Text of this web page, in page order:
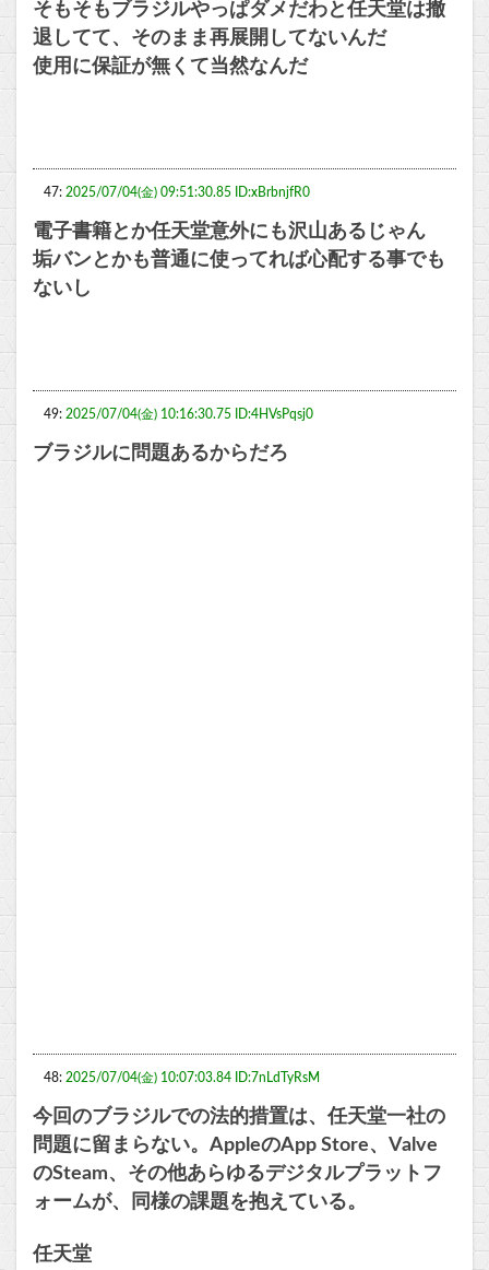
そもそもブラジルやっぱダメだわと任天堂は撤
退してて、そのまま再展開してないんだ
使用に保証が無くて当然なんだ
47: 2025/07/04(金) 09:51:30.85 ID:xBrbnjfR0
電子書籍とか任天堂意外にも沢山あるじゃん
垢バンとかも普通に使ってれば心配する事でも
ないし
49: 2025/07/04(金) 10:16:30.75 ID:4HVsPqsj0
ブラジルに問題あるからだろ
48: 2025/07/04(金) 10:07:03.84 ID:7nLdTyRsM
今回のブラジルでの法的措置は、任天堂一社の
問題に留まらない。AppleのApp Store、Valve
のSteam、その他あらゆるデジタルプラットフ
ォームが、同様の課題を抱えている。
任天堂